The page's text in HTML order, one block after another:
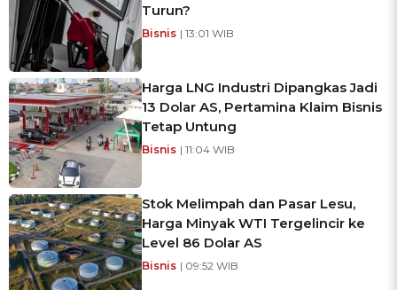
Turun?
Bisnis | 13:01 WIB
Harga LNG Industri Dipangkas Jadi
13 Dolar AS, Pertamina Klaim Bisnis
Tetap Untung
Bisnis | 11:04 WIB
Stok Melimpah dan Pasar Lesu,
Harga Minyak WTI Tergelincir ke
Level 86 Dolar AS
Bisnis | 09:52 WIB